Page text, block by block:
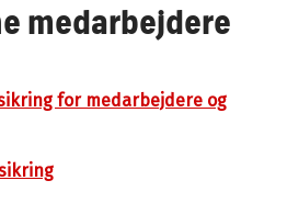
medarbejdere
for medarbejdere og